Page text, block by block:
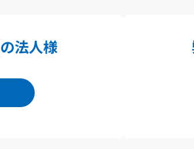
の法人様